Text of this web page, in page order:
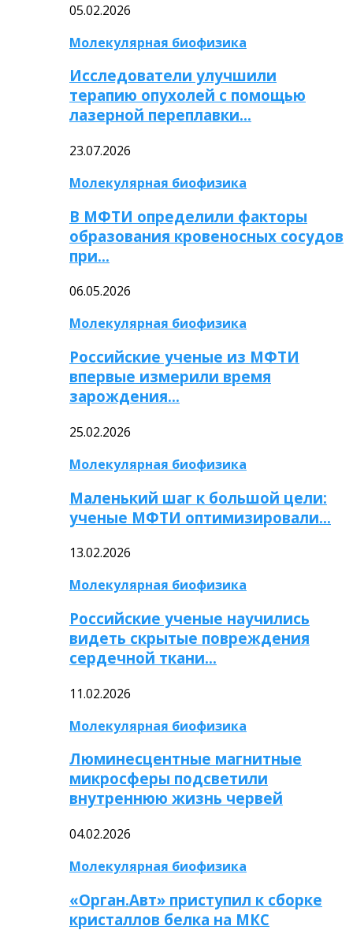
05.02.2026
Молекулярная биофизика
Исследователи улучшили
терапию опухолей с помощью
лазерной переплавки…
23.07.2026
Молекулярная биофизика
В МФТИ определили факторы
образования кровеносных сосудов
при…
06.05.2026
Молекулярная биофизика
Российские ученые из МФТИ
впервые измерили время
зарождения…
25.02.2026
Молекулярная биофизика
Маленький шаг к большой цели:
ученые МФТИ оптимизировали…
13.02.2026
Молекулярная биофизика
Российские ученые научились
видеть скрытые повреждения
сердечной ткани…
11.02.2026
Молекулярная биофизика
Люминесцентные магнитные
микросферы подсветили
внутреннюю жизнь червей
04.02.2026
Молекулярная биофизика
«Орган.Авт» приступил к сборке
кристаллов белка на МКС